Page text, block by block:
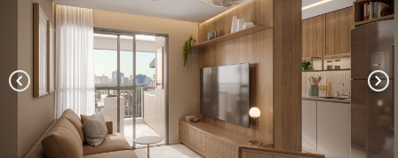
chevron_left chevron_right